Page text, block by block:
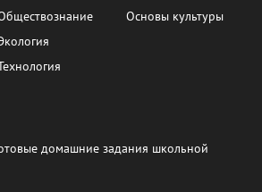
Основы культуры
домашние задания школьной